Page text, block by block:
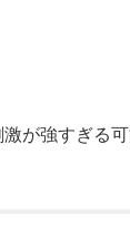
が強すぎる可